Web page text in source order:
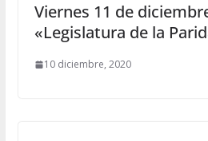
Viernes 11 de
«Legislatura de la
10 diciembre, 2020